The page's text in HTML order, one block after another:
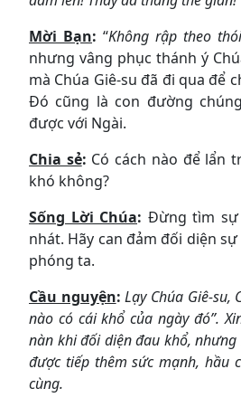
Mời Bạn: “Không rập theo
nhưng vâng phục thánh ý
mà Chúa Giê-su đã đi qua để
Đó cũng là con đường
được với Ngài.
Chia sẻ: Có cách nào để lẩn
khó không?
Sống Lời Chúa: Đừng tìm sự
nhát. Hãy can đảm đối diện
phóng ta.
Cầu nguyện: Lạy Chúa Giê-su,
nào có cái khổ của ngày đó”.
nàn khi đối diện đau khổ,
được tiếp thêm sức mạnh, hầu
cùng.